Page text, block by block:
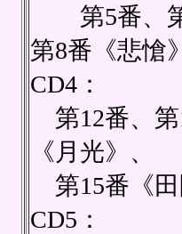
第5番、第
第8番《悲愴
CD4：
第12番、第
《月光》、
第15番《
CD5：